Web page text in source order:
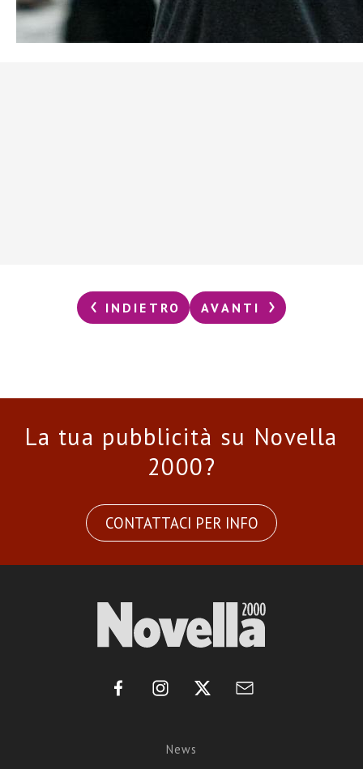
INDIETRO AVANTI
La tua pubblicità su Novella
2000?
CONTATTACI PER INFO
News